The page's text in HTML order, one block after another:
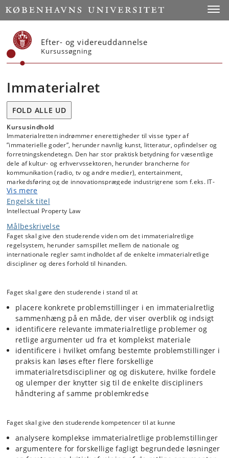
Start
Efter- og videreuddannelse
Kursussøgning
Immaterialret
FOLD ALLE UD
Kursusindhold
Immaterialretten indrømmer enerettigheder til visse typer af
”immaterielle goder”, herunder navnlig kunst, litteratur, opfindelser og
forretningskendetegn. Den har stor praktisk betydning for væsentlige
dele af kultur- og erhvervssektoren, herunder brancherne for
kommunikation (radio, tv og andre medier), entertainment,
markedsføring og de innovationsprægede industrigrene som f.eks. IT-
og bioteknologi. Immaterialrettens genstand er med andre ord meget
af det, som kendetegner den ’menneskelige civilisation’. På denne
måde er immaterialretten en af de vigtigste retsdiscipliner i det
Faget giver en indføring i og et overblik over indholdet og
afgrænsninger af den immaterialretlige beskyttelse samt de særlige
spørgsmål, der opstår ved håndhævelse af immaterialrettigheder og
ved overdragelse af immaterialrettigheder.
på indholdet af national ret. I EU har der de sidste mange år været et
immaterialretten, som stadig pågår. Dette sker dels gennem
harmoniseringsdirektiver, dels gennem forordninger og konventioner.
Danmark er indtrådt i de europæiske patentsystemer og tager også
del i EUs varemærkeretlige og designretlige systemer. Ud over den
materielle immaterialret drejer harmoniseringsbestræbelserne sig
endvidere om rettighedsaftaler, -forvaltning og håndhævelse. Af disse
grunde er der i faget skarpt fokus på samspillet mellem national og
international ret, især betydningen af EU-harmonisering.
udnyttelsesmuligheder. Det er bl.a. relevant i relation til brug af tekst
retsbeskyttelsen af bioteknologiske opfindelser. Den tekniske
udvikling udsætter også immaterialretten for risici for krænkelser,
Vis mere
Engelsk titel
Intellectual Property Law
Målbeskrivelse
Faget skal give den studerende viden om det immaterialretlige
regelsystem, herunder samspillet mellem de nationale og
internationale regler samt indholdet af de enkelte immaterialretlige
discipliner og deres forhold til hinanden.
Faget skal gøre den studerende i stand til at
placere konkrete problemstillinger i en immaterialretlig
sammenhæng på en måde, der viser overblik og indsigt
identificere relevante immaterialretlige problemer og
retlige argumenter ud fra et komplekst materiale
identificere i hvilket omfang bestemte problemstillinger i
praksis kan løses efter flere forskellige
immaterialretsdiscipliner og og diskutere, hvilke fordele
og ulemper der knytter sig til de enkelte discipliners
håndtering af samme problemkredse
Faget skal give den studerende kompetencer til at kunne
analysere komplekse immaterialretlige problemstillinger
argumentere for forskellige fagligt begrundede løsninger